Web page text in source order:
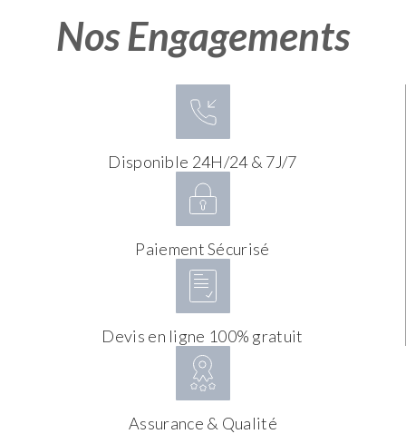
Nos Engagements
Disponible 24H/24 & 7J/7
Paiement Sécurisé
Devis en ligne 100% gratuit
Assurance & Qualité